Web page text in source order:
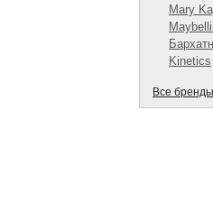
Mary
Kinetics
Все бренды